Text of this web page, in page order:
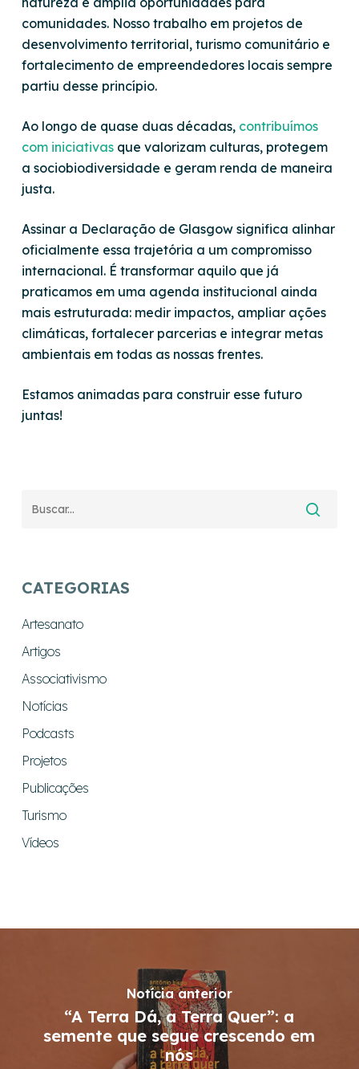
comunidades. Nosso trabalho em projetos de
desenvolvimento territorial, turismo comunitário e
fortalecimento de empreendedores locais sempre
partiu desse princípio.
Ao longo de quase duas décadas, contribuímos
com iniciativasque valorizam culturas, protegem
a sociobiodiversidade e geram renda de maneira
justa.
Assinar a Declaração de Glasgow significa alinhar
oficialmente essa trajetória a um compromisso
internacional. É transformar aquilo que já
praticamos em uma agenda institucional ainda
mais estruturada: medir impactos, ampliar ações
climáticas, fortalecer parcerias e integrar metas
ambientais em todas as nossas frentes.
Estamos animadas para construir esse futuro
juntas!
CATEGORIAS
Artesanato
Artigos
Associativismo
Notícias
Podcasts
Projetos
Publicações
Turismo
Vídeos
Notícia anterior
“A Terra Dá, a Terra Quer”: a
semente que segue crescendo em
nós